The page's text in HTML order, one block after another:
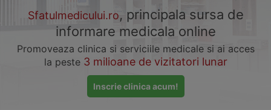
Sfatulmedicului.ro, principala sursa de
informare medicala online
Promoveaza clinica si serviciile medicale si ai acces
la peste 3 milioane de vizitatori lunar
Inscrie clinica acum!